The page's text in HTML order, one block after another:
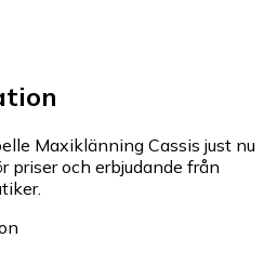
Maxiklänning Cassis just nu
priser och erbjudande från